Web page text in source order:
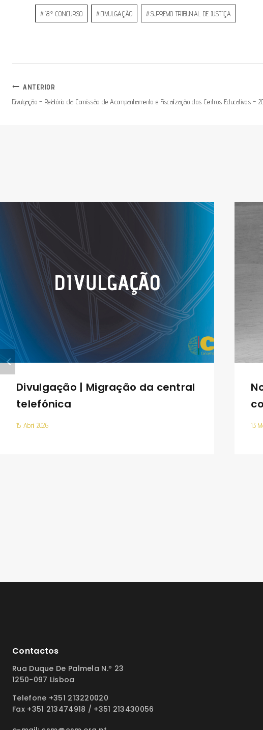
#18.º CONCURSO #DIVULGAÇÃO #SUPREMO TRIBUNAL DE JUSTIÇA
ANTERIOR
Divulgação – Relatório da Comissão de Acompanhamento e Fiscalização dos Centros Educativos –
Divulgação | Migração da central
telefónica
15 Abril 2026 13
Contactos
Rua Duque De Palmela N.º 23
1250-097 Lisboa
Telefone +351 213220020
Fax +351 213474918 / +351 213430056